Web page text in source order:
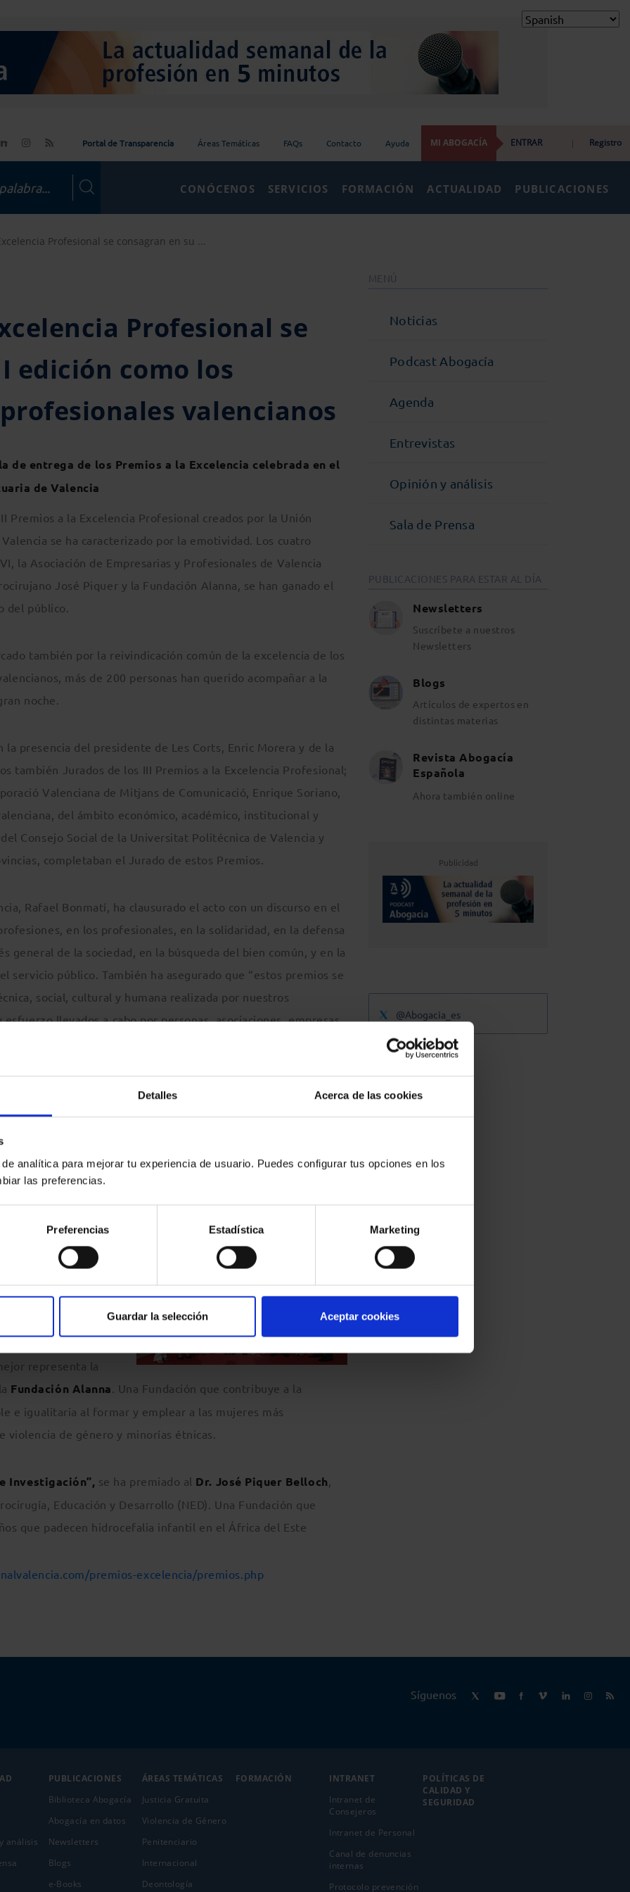
Detalles Acerca de las cookies
analítica para mejorar tu experiencia de usuario. Puedes configurar tus opciones en los
las preferencias.
Preferencias Estadística Marketing
Guardar la selección Aceptar cookies
Portal de Transparencia Áreas Temáticas FAQs Contacto Ayuda MI ABOGACÍA ENTRAR | Registro
CONÓCENOS SERVICIOS FORMACIÓN ACTUALIDAD PUBLICACIONES
Profesional se consagran en su ...
Profesional se
edición como los
valencianos
de entrega de los Premios a la Excelencia celebrada en el
de Valencia
Premios a la Excelencia Profesional creados por la Unión
se ha caracterizado por la emotividad. Los cuatro
la Asociación de Empresarias y Profesionales de Valencia
José Piquer y la Fundación Alanna, se han ganado el
del público.
también por la reivindicación común de la excelencia de los
más de 200 personas han querido acompañar a la
noche.
presencia del presidente de Les Corts, Enric Morera y de la
también Jurados de los III Premios a la Excelencia Profesional;
Valenciana de Mitjans de Comunicació, Enrique Soriano,
del ámbito económico, académico, institucional y
Consejo Social de la Universitat Politécnica de Valencia y
completaban el Jurado de estos Premios.
Rafael Bonmatí, ha clausurado el acto con un discurso en el
en los profesionales, en la solidaridad, en la defensa
general de la sociedad, en la búsqueda del bien común, y en la
servicio público. También ha asegurado que “estos premios se
social, cultural y humana realizada por nuestros
llevados a cabo por personas, asociaciones, empresas
lo merecen; En definitiva, para que la Excelencia profesional
que diariamente se esfuerzan en sus respectivas
categorías: en la
premiado a EVAP
, la Asociación de Empresarias y
hora de visibilizar a la mujer empresaria, directiva y
económico.
Esta
es ya líder
con origen en
representa la
Fundación Alanna. Una Fundación que contribuye a la
e igualitaria al formar y emplear a las mujeres más
violencia de género y minorías étnicas.
Investigación”, se ha premiado al Dr. José Piquer Belloch,
Educación y Desarrollo (NED). Una Fundación que
que padecen hidrocefalia infantil en el África del Este
premios-excelencia/premios.php
MENÚ
Noticias
Podcast Abogacía
Agenda
Entrevistas
Opinión y análisis
Sala de Prensa
PUBLICACIONES PARA ESTAR AL DÍA
Newsletters
Suscríbete a nuestros
Newsletters
Blogs
Artículos de expertos en
distintas materias
Revista Abogacía
Española
Ahora también online
Publicidad
@Abogacia_es
Síguenos
análisis
PUBLICACIONES
Biblioteca Abogacía
Abogacía en datos
Newsletters
Blogs
e-Books
ÁREAS TEMÁTICAS
Justicia Gratuita
Violencia de Género
Penitenciario
Internacional
Deontología
FORMACIÓN
INTRANET
Intranet de
Consejeros
Intranet de Personal
Canal de denuncias
internas
Protocolo prevención
POLÍTICAS DE
CALIDAD Y
SEGURIDAD